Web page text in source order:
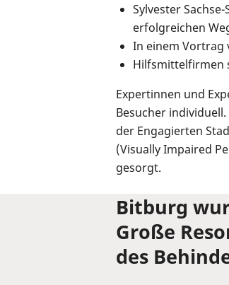
Sylvester
erfolgreichen
In einem Vortrag
Hilfsmittelfirmen
Expertinnen und
Besucher
der Engagierten
(Visually Impaired
gesorgt.
Bitburg
Große
des